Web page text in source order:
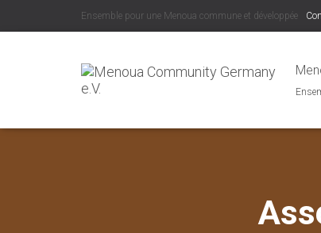
Ensemble pour une Menoua commune et développée